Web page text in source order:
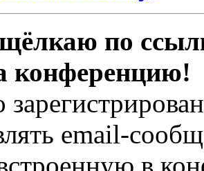
по
конференцию!
email-